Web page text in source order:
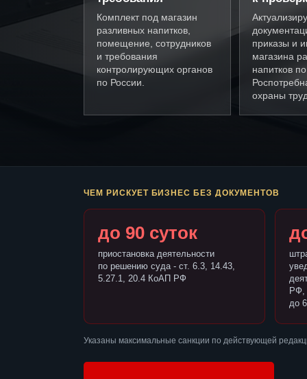
Комплект под магазин
разливных напитков,
помещение, сотрудников
и требования
контролирующих органов
по России.
приказы и
магазина
напитков
охраны
ЧЕМ РИСКУЕТ БИЗНЕС БЕЗ ДОКУМЕНТОВ
до 90 суток
приостановка деятельности
по решению суда - ст. 6.3, 14.43,
5.27.1, 20.4 КоАП РФ
РФ,
до
Указаны максимальные санкции по действующей